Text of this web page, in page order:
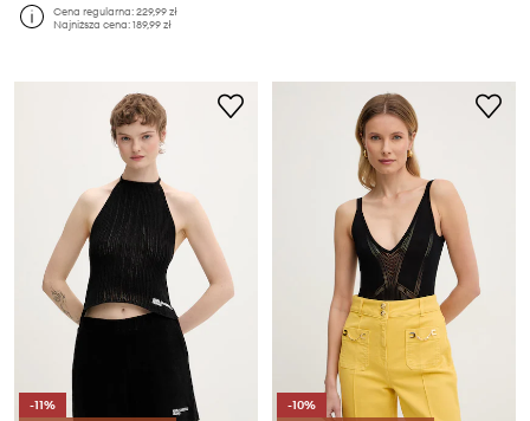
Cena regularna:229,99 zł
Najniższa cena:189,99 zł
-11%
-10%